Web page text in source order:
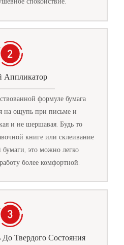
Аппликатор
формуле бумага
на ощупь при письме и
и не шершавая. Будь то
книге или склеивание
это можно легко
более комфортной.
Твердого Состояния